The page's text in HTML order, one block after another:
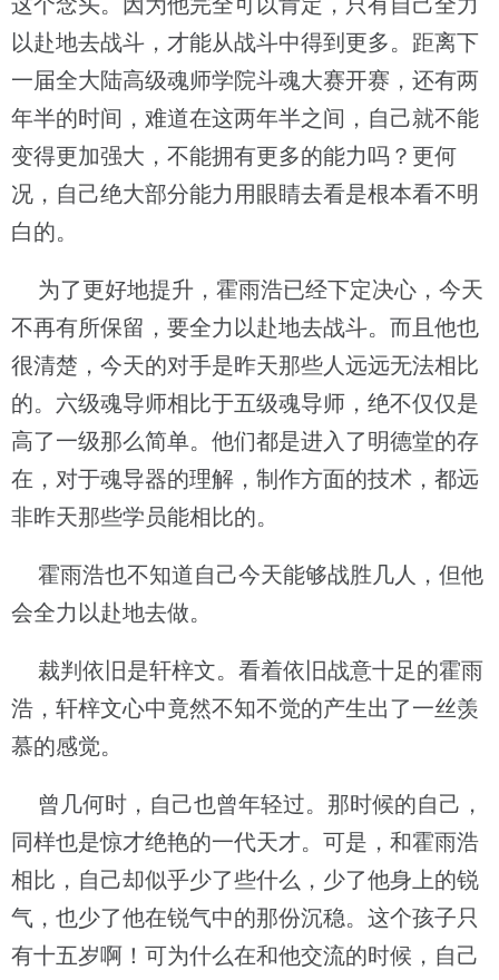
以赴地去战斗，才能从战斗中得到更多。距离下
一届全大陆高级魂师学院斗魂大赛开赛，还有两
年半的时间，难道在这两年半之间，自己就不能
变得更加强大，不能拥有更多的能力吗？更何
况，自己绝大部分能力用眼睛去看是根本看不明
白的。
为了更好地提升，霍雨浩已经下定决心，今天
不再有所保留，要全力以赴地去战斗。而且他也
很清楚，今天的对手是昨天那些人远远无法相比
的。六级魂导师相比于五级魂导师，绝不仅仅是
高了一级那么简单。他们都是进入了明德堂的存
在，对于魂导器的理解，制作方面的技术，都远
非昨天那些学员能相比的。
霍雨浩也不知道自己今天能够战胜几人，但他
会全力以赴地去做。
裁判依旧是轩梓文。看着依旧战意十足的霍雨
浩，轩梓文心中竟然不知不觉的产生出了一丝羡
慕的感觉。
曾几何时，自己也曾年轻过。那时候的自己，
同样也是惊才绝艳的一代天才。可是，和霍雨浩
相比，自己却似乎少了些什么，少了他身上的锐
气，也少了他在锐气中的那份沉稳。这个孩子只
有十五岁啊！可为什么在和他交流的时候，自己